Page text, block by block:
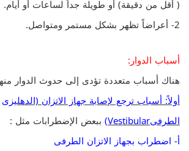
( أقل من دقيقة) أو طويلة جداً لساعات أو أيام.
2- أعراضاً تظهر بشكل مستمر ومتواصل.
أسباب الدوار:
هناك أسباب متعددة تؤدى إلى حدوث الدوار
أولاً: أسباب ترجع لإصابة جهاز الاتزان (الدهليزى
الطرفىVestibular)
ببعض الإضطرابات مثل :
أ- اضطراب بجهاز الاتزان الطرفى